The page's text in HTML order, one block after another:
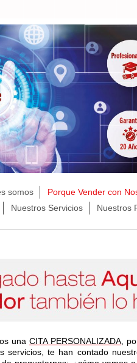
somos Porque Vender con
Nuestros Servicios Nuestros
una CITA PERSONALIZADA ,
servicios, te han contado